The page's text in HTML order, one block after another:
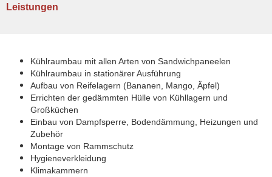
Leistungen
Kühlraumbau mit allen Arten von Sandwichpaneelen
Kühlraumbau in stationärer Ausführung
Aufbau von Reifelagern (Bananen, Mango, Äpfel)
Errichten der gedämmten Hülle von Kühllagern und
Großküchen
Einbau von Dampfsperre, Bodendämmung, Heizungen und
Zubehör
Montage von Rammschutz
Hygieneverkleidung
Klimakammern